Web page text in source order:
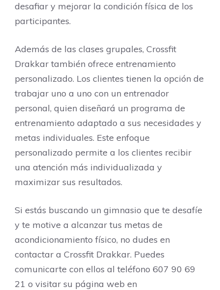
desafiar y mejorar la condición física de los
participantes.
Además de las clases grupales, Crossfit
Drakkar también ofrece entrenamiento
personalizado. Los clientes tienen la opción de
trabajar uno a uno con un entrenador
personal, quien diseñará un programa de
entrenamiento adaptado a sus necesidades y
metas individuales. Este enfoque
personalizado permite a los clientes recibir
una atención más individualizada y
maximizar sus resultados.
Si estás buscando un gimnasio que te desafíe
y te motive a alcanzar tus metas de
acondicionamiento físico, no dudes en
contactar a Crossfit Drakkar. Puedes
comunicarte con ellos al teléfono 607 90 69
21 o visitar su página web en